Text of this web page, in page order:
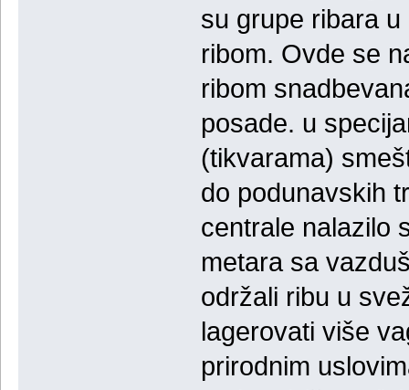
su grupe ribara
ribom. Ovde se
ribom
posade. u
(tikvarama)
do podunavskih
centrale nalazilo
metara sa
održali ribu u
lagerovati više
prirodnim